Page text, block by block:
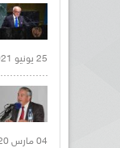
25 يونيو 2021 |
04 مارس 2020 |